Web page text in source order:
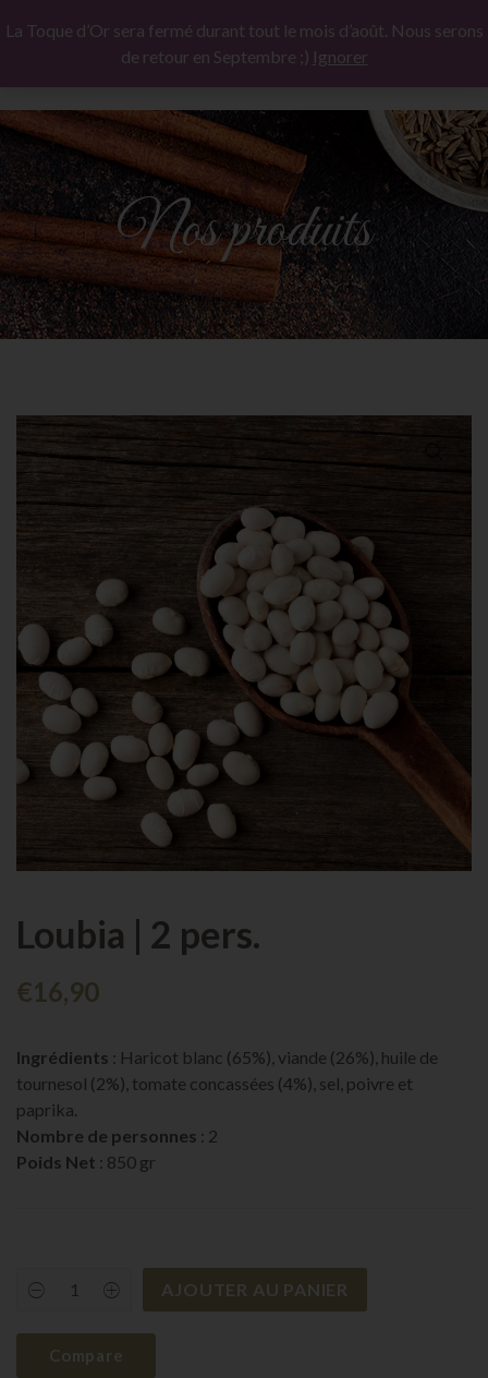
Nos produits
Loubia | 2 pers.
€16,90
Ingrédients : Haricot blanc (65%), viande (26%), huile de
tournesol (2%), tomate concassées (4%), sel, poivre et
paprika.
Nombre de personnes : 2
Poids Net : 850 gr
Loubia
2
pers.
quantity
AJOUTER AU PANIER
Compare
La Toque d’Or sera fermé durant tout le mois d’août. Nous serons
de retour en Septembre ;) Ignorer